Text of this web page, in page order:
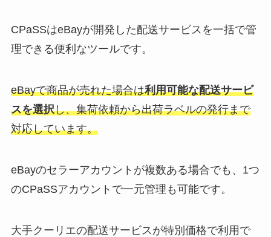
CPaSSはeBayが開発した配送サービスを一括で管
理できる便利なツールです。
eBayで商品が売れた場合は利用可能な配送サービ
スを選択し、集荷依頼から出荷ラベルの発行まで
対応しています。
eBayのセラーアカウントが複数ある場合でも、1つ
のCPaSSアカウントで一元管理も可能です。
大手クーリエの配送サービスが特別価格で利用で